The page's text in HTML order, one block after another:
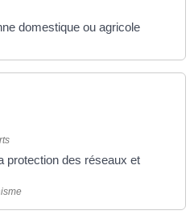
domestique ou agricole
protection des réseaux et